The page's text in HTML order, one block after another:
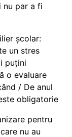
nu par a fi
școlar:
un stres
puțini
o evaluare
/ De anul
obligatorie
pentru
nu au